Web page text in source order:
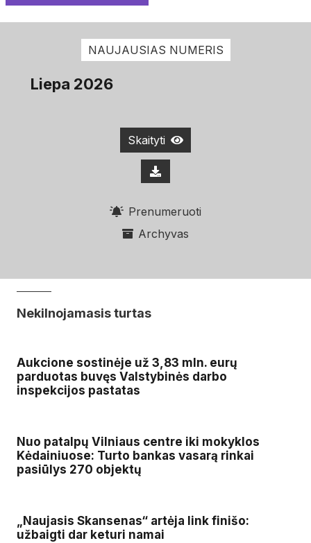
NAUJAUSIAS NUMERIS
Liepa 2026
Skaityti
Prenumeruoti
Archyvas
Nekilnojamasis turtas
Aukcione sostinėje už 3,83 mln. eurų
parduotas buvęs Valstybinės darbo
inspekcijos pastatas
Nuo patalpų Vilniaus centre iki mokyklos
Kėdainiuose: Turto bankas vasarą rinkai
pasiūlys 270 objektų
„Naujasis Skansenas“ artėja link finišo:
užbaigti dar keturi namai